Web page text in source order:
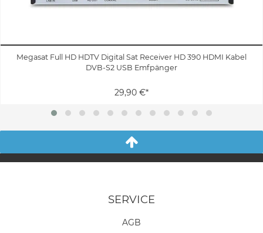
Megasat Full HD HDTV Digital Sat Receiver HD 390 HDMI Kabel
DVB-S2 USB Emfpänger
29,90 €*
SERVICE
AGB